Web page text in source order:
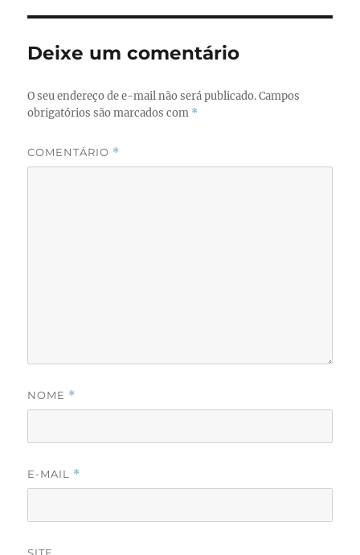
b
o
o
k
d
o
n
Deixe um comentário
O seu endereço de e-mail não será publicado. Campos
obrigatórios são marcados com *
COMENTÁRIO *
NOME *
E-MAIL *